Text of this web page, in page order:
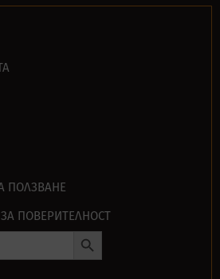
ПОЛЗВАНЕ
ПОВЕРИТЕЛНОСТ
Search Button